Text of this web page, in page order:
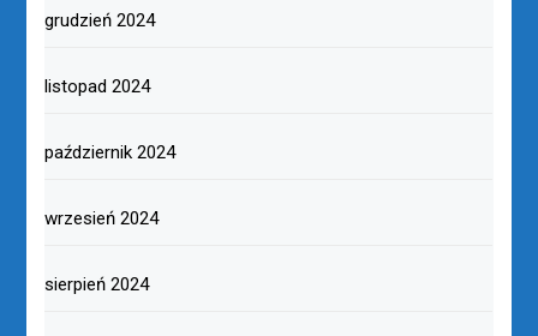
grudzień 2024
listopad 2024
październik 2024
wrzesień 2024
sierpień 2024